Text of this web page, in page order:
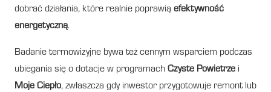
dobrać działania, które realnie poprawią efektywność
energetyczną.
Badanie termowizyjne bywa też cennym wsparciem podczas
ubiegania się o dotacje w programach Czyste Powietrze i
Moje Ciepło, zwłaszcza gdy inwestor przygotowuje remont lub